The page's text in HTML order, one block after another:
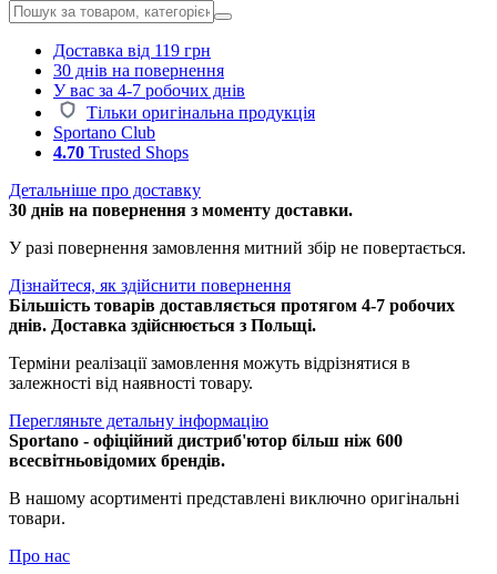
Доставка від 119 грн
30 днів на повернення
У вас за 4-7 робочих днів
Тільки оригінальна продукція
Sportano Club
4.70 Trusted Shops
Детальніше про доставку
30 днів на повернення з моменту доставки.
У разі повернення замовлення митний збір не повертається.
Дізнайтеся, як здійснити повернення
Більшість товарів доставляється протягом 4-7 робочих
днів. Доставка здійснюється з Польщі.
Терміни реалізації замовлення можуть відрізнятися в
залежності від наявності товару.
Перегляньте детальну інформацію
Sportano - офіційний дистриб'ютор більш ніж 600
всесвітньовідомих брендів.
В нашому асортименті представлені виключно оригінальні
товари.
Про нас